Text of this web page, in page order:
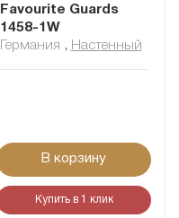
Favourite Guards
1458-1W
Германия , Настенный
В корзину
Купить в 1 клик